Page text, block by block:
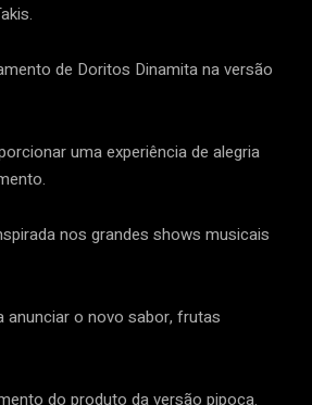
de Doritos Dinamita na versão
uma experiência de alegria
nos grandes shows musicais
anunciar o novo sabor, frutas
do produto da versão pipoca.